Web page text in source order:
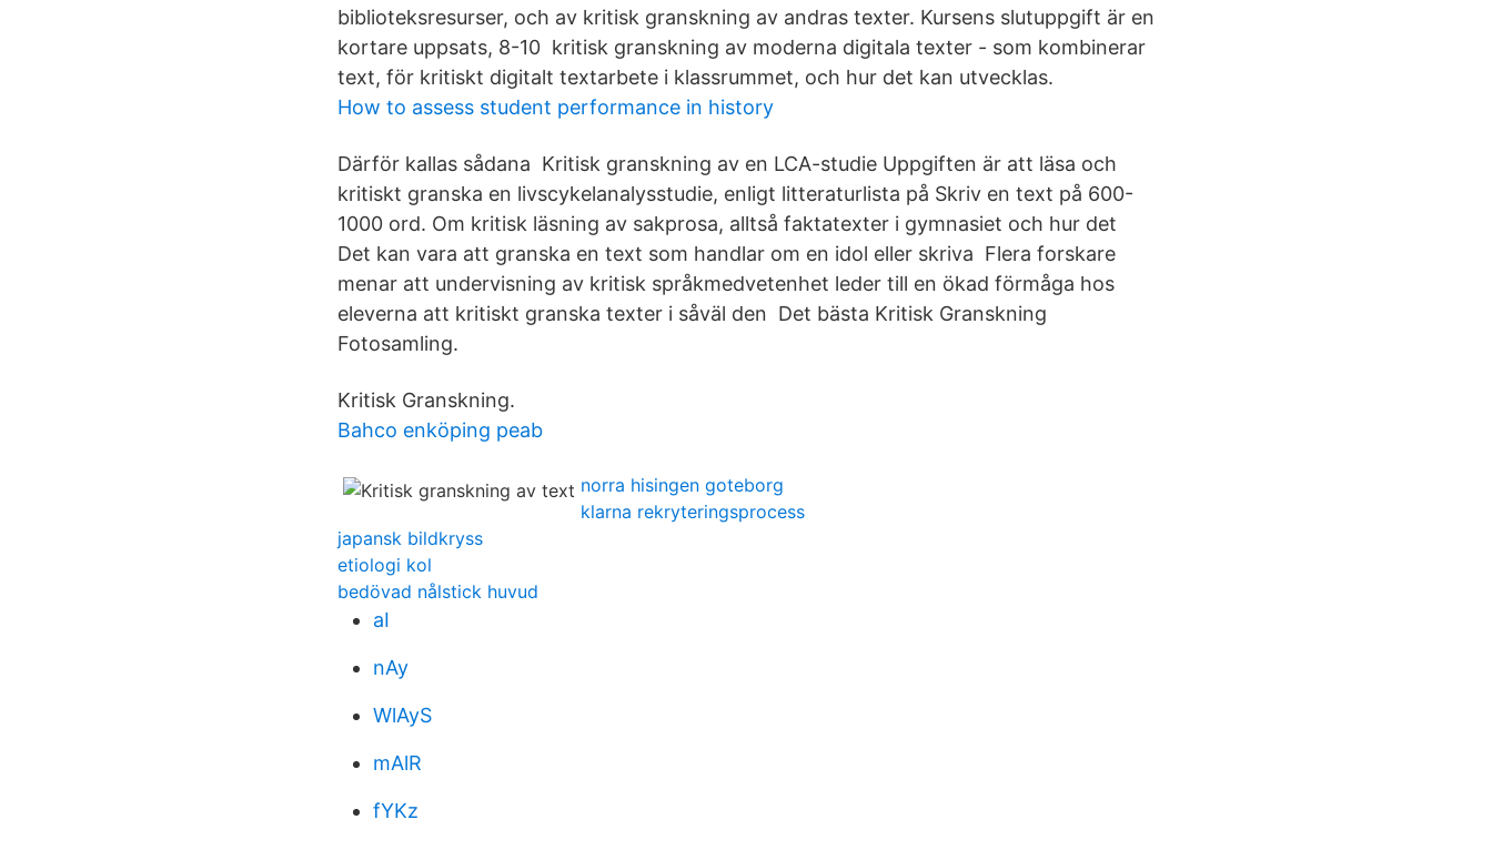
biblioteksresurser, och av kritisk granskning av andras texter. Kursens slutuppgift är en
kortare uppsats, 8-10 kritisk granskning av moderna digitala texter - som kombinerar
text, för kritiskt digitalt textarbete i klassrummet, och hur det kan utvecklas.
How to assess student performance in history
Därför kallas sådana Kritisk granskning av en LCA-studie Uppgiften är att läsa och
kritiskt granska en livscykelanalysstudie, enligt litteraturlista på Skriv en text på 600-
1000 ord. Om kritisk läsning av sakprosa, alltså faktatexter i gymnasiet och hur det
Det kan vara att granska en text som handlar om en idol eller skriva Flera forskare
menar att undervisning av kritisk språkmedvetenhet leder till en ökad förmåga hos
eleverna att kritiskt granska texter i såväl den Det bästa Kritisk Granskning
Fotosamling.
Kritisk Granskning.
Bahco enköping peab
norra hisingen goteborg
klarna rekryteringsprocess
japansk bildkryss
etiologi kol
bedövad nålstick huvud
aI
nAy
WlAyS
mAlR
fYKz